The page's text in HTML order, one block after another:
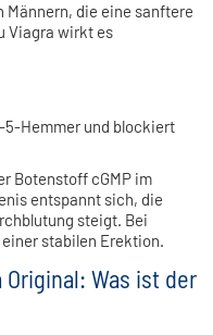
die eine sanftere
Viagra wirkt es
5-Hemmer und blockiert
Botenstoff cGMP im
entspannt sich, die
steigt. Bei
stabilen Erektion.
Was ist der